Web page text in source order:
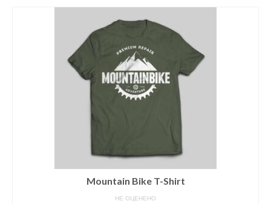
имеет
вариаций.
Опции
можно
выбрать
на
Mountain Bike T-Shirt
НЕ ОЦЕНЕНО